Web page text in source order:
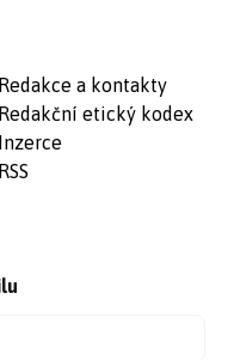
Redakce a kontakty
Redakční etický kodex
Inzerce
RSS